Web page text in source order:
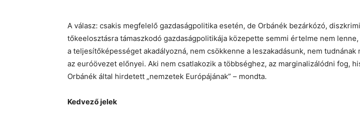
A válasz: csakis megfelelő gazdaságpolitika esetén, de Orbánék bezárkózó,
tőkeelosztásra támaszkodó gazdaságpolitikája közepette semmi értelme nem
a teljesítőképességet akadályozná, nem csökkenne a leszakadásunk, nem tudnának
az euróövezet előnyei. Aki nem csatlakozik a többséghez, az marginalizálódni fog,
Orbánék által hirdetett „nemzetek Európájának” – mondta.
Kedvező jelek